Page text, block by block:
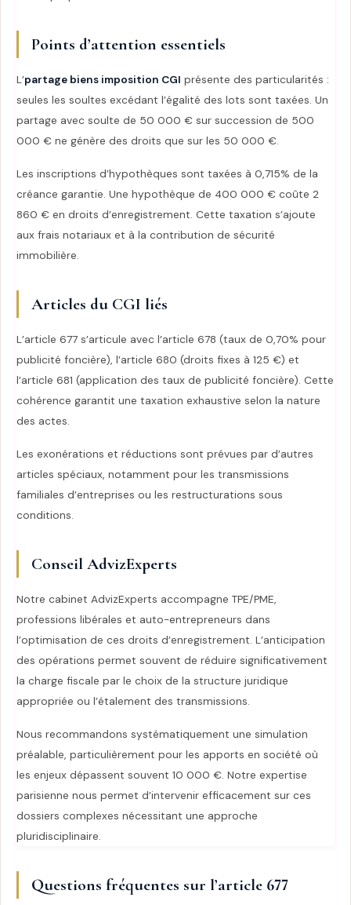
Points d’attention essentiels
L’partage biens imposition CGI présente des particularités :
seules les soultes excédant l’égalité des lots sont taxées. Un
partage avec soulte de 50 000 € sur succession de 500
000 € ne génère des droits que sur les 50 000 €.
Les inscriptions d’hypothèques sont taxées à 0,715% de la
créance garantie. Une hypothèque de 400 000 € coûte 2
860 € en droits d’enregistrement. Cette taxation s’ajoute
aux frais notariaux et à la contribution de sécurité
immobilière.
Articles du CGI liés
L’article 677 s’articule avec l’article 678 (taux de 0,70% pour
publicité foncière), l’article 680 (droits fixes à 125 €) et
l’article 681 (application des taux de publicité foncière). Cette
cohérence garantit une taxation exhaustive selon la nature
des actes.
Les exonérations et réductions sont prévues par d’autres
articles spéciaux, notamment pour les transmissions
familiales d’entreprises ou les restructurations sous
conditions.
Conseil AdvizExperts
Notre cabinet AdvizExperts accompagne TPE/PME,
professions libérales et auto-entrepreneurs dans
l’optimisation de ces droits d’enregistrement. L’anticipation
des opérations permet souvent de réduire significativement
la charge fiscale par le choix de la structure juridique
appropriée ou l’étalement des transmissions.
Nous recommandons systématiquement une simulation
préalable, particulièrement pour les apports en société où
les enjeux dépassent souvent 10 000 €. Notre expertise
parisienne nous permet d’intervenir efficacement sur ces
dossiers complexes nécessitant une approche
pluridisciplinaire.
Questions fréquentes sur l’article 677